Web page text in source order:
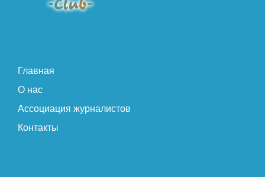
Главная
О нас
Ассоциация журналистов
Контакты